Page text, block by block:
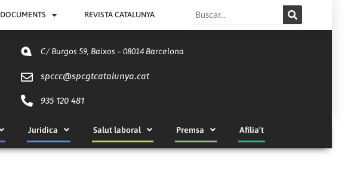
DOCUMENTS REVISTA CATALUNYA Search
C/ Burgos 59, Baixos – 08014 Barcelona
spccc@spcgtcatalunya.cat
935 120 481
Jurídica Salut laboral Premsa Afilia’t